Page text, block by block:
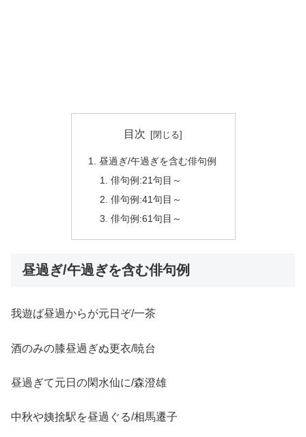
目次
昼過ぎ/午過ぎを含む俳句例
俳句例:21句目～
俳句例:41句目～
俳句例:61句目～
昼過ぎ/午過ぎを含む俳句例
我遊ば昼過からが元日ぞ/一茶
酒のみの膝昼過ぎぬ更衣/暁台
昼過ぎて元日の閑水仙に/森澄雄
中秋や姨捨駅を昼過ぐる/相馬遷子